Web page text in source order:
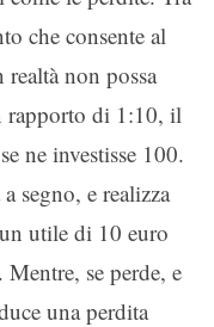
che consente al
non possa
rapporto di 1:10, il
ne investisse 100.
segno, e realizza
utile di 10 euro
se perde, e
una perdita